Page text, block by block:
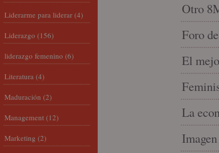
Otro
Foro
El
La
Liderarme para liderar (4)
Liderazgo (156)
liderazgo femenino (6)
Literatura (4)
Maduración (2)
Management (12)
Marketing (2)